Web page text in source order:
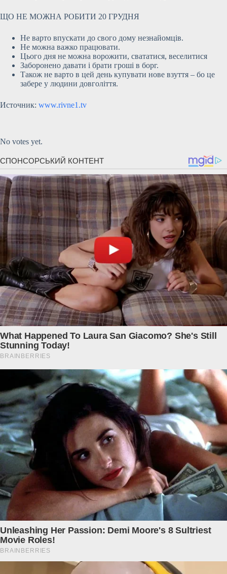
ЩО НЕ МОЖНА РОБИТИ 20 ГРУДНЯ
Не варто впускати до свого дому незнайомців.
Не можна важко працювати.
Цього дня не можна ворожити, свататися, веселитися
Заборонено давати і брати гроші в борг.
Також не варто в цей день купувати нове взуття – бо це
забере у людини довголіття.
Источник: www.rivne1.tv
No votes yet.